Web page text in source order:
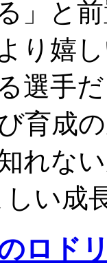
」と
り嬉
選手
育成
れな
しい成
ロド